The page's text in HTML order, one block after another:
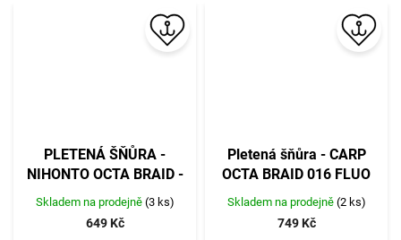
PLETENÁ ŠŇŮRA -
NIHONTO OCTA BRAID -
0.30mm/29.9kg/300m -
ZELENÁ - 1 cívka
Skladem na prodejně (3 ks)
649 Kč
Pletená šňůra - CARP
OCTA BRAID 016 FLUO
300M 12.90 kg
Skladem na prodejně (2 ks)
749 Kč